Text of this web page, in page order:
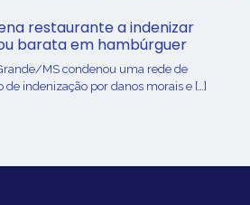
restaurante a indenizar
barata em hambúrguer
MS condenou uma rede de
indenização por danos morais e […]